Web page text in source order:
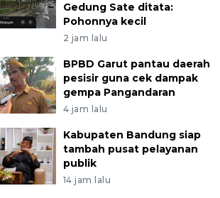
Gedung Sate ditata:
Pohonnya kecil
2 jam lalu
BPBD Garut pantau daerah
pesisir guna cek dampak
gempa Pangandaran
4 jam lalu
Kabupaten Bandung siap
tambah pusat pelayanan
publik
14 jam lalu